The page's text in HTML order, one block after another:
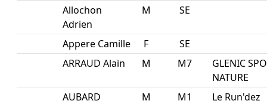
Allochon
Adrien
M SE
Appere Camille F
SE
ARRAUD Alain
M M7
GLENIC
NATURE
AUBARD
M M1
Le Run'dez